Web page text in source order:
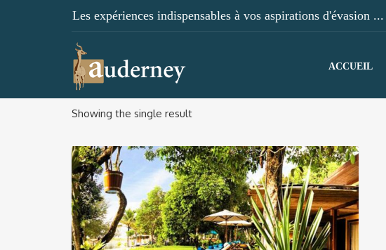
Les expériences indispensables à vos aspirations d'évasion ...
ACCUEIL
Showing the single result